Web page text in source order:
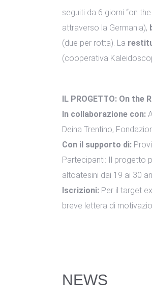
seguiti da 6 giorni “on
attraverso la Germania),
(due per rotta). La
(cooperativa
IL PROGETTO: On
In collaborazione con:
Deina Trentino,
Con il supporto di:
Partecipanti: Il progetto
altoatesini dai 19 ai 30
Iscrizioni: Per il target
breve lettera di
NEWS